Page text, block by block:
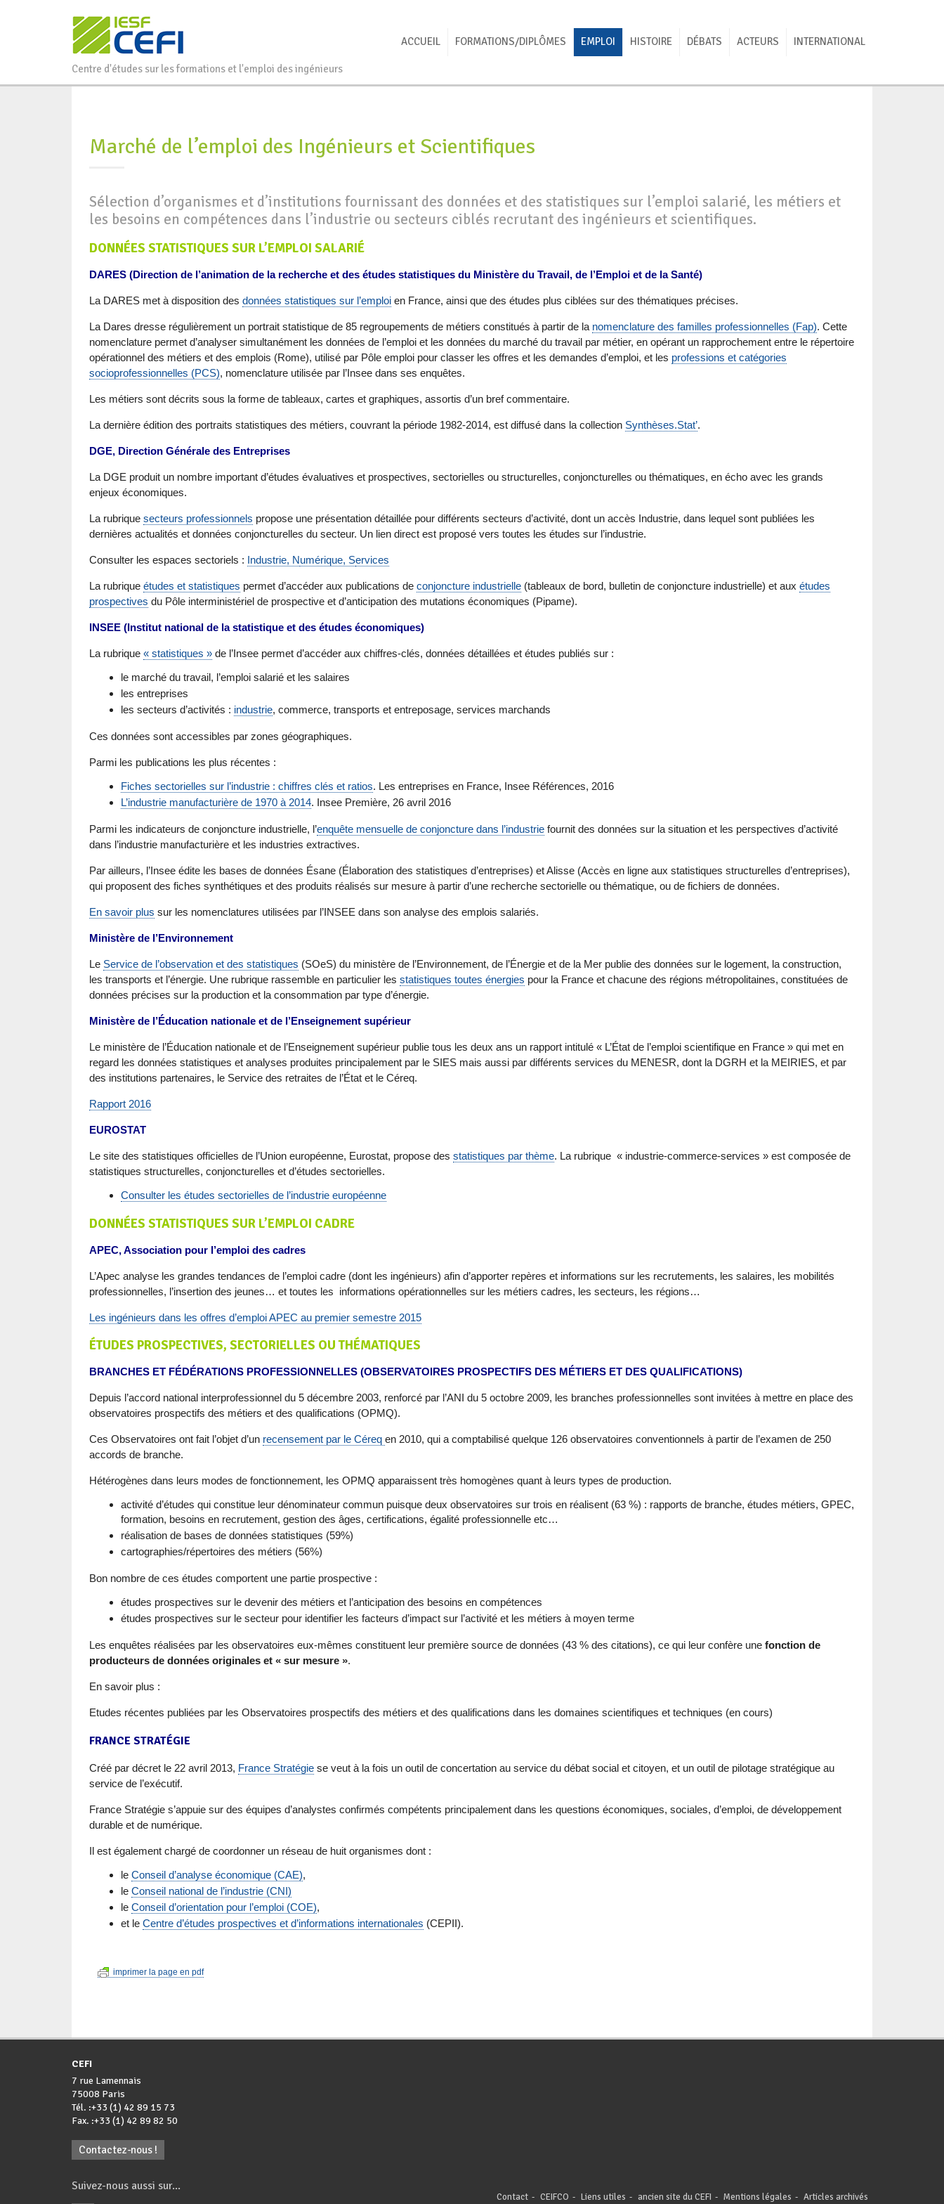
Centre d'études sur les formations et l'emploi des ingénieurs
ACCUEIL FORMATIONS/DIPLÔMES EMPLOI HISTOIRE DÉBATS ACTEURS INTERNATIONAL
Marché de l’emploi des Ingénieurs et Scientifiques
Sélection d’organismes et d’institutions fournissant des données et des statistiques sur l’emploi salarié, les métiers et
les besoins en compétences dans l’industrie ou secteurs ciblés recrutant des ingénieurs et scientifiques.
DONNÉES STATISTIQUES SUR L’EMPLOI SALARIÉ
DARES (Direction de l’animation de la recherche et des études statistiques du Ministère du Travail, de l’Emploi et de la Santé)
La DARES met à disposition des données statistiques sur l’emploi en France, ainsi que des études plus ciblées sur des thématiques précises.
La Dares dresse régulièrement un portrait statistique de 85 regroupements de métiers constitués à partir de la nomenclature des familles professionnelles (Fap). Cette
nomenclature permet d’analyser simultanément les données de l’emploi et les données du marché du travail par métier, en opérant un rapprochement entre le répertoire
opérationnel des métiers et des emplois (Rome), utilisé par Pôle emploi pour classer les offres et les demandes d’emploi, et les professions et catégories
socioprofessionnelles (PCS), nomenclature utilisée par l’Insee dans ses enquêtes.
Les métiers sont décrits sous la forme de tableaux, cartes et graphiques, assortis d’un bref commentaire.
La dernière édition des portraits statistiques des métiers, couvrant la période 1982-2014, est diffusé dans la collection Synthèses.Stat’.
DGE, Direction Générale des Entreprises
La DGE produit un nombre important d’études évaluatives et prospectives, sectorielles ou structurelles, conjoncturelles ou thématiques, en écho avec les grands
enjeux économiques.
La rubrique secteurs professionnels propose une présentation détaillée pour différents secteurs d’activité, dont un accès Industrie, dans lequel sont publiées les
dernières actualités et données conjoncturelles du secteur. Un lien direct est proposé vers toutes les études sur l’industrie.
Consulter les espaces sectoriels : Industrie, Numérique, Services
La rubrique études et statistiques permet d’accéder aux publications de conjoncture industrielle (tableaux de bord, bulletin de conjoncture industrielle) et aux études
prospectives du Pôle interministériel de prospective et d’anticipation des mutations économiques (Pipame).
INSEE (Institut national de la statistique et des études économiques)
La rubrique « statistiques » de l’Insee permet d’accéder aux chiffres-clés, données détaillées et études publiés sur :
le marché du travail, l’emploi salarié et les salaires
les entreprises
les secteurs d’activités : industrie, commerce, transports et entreposage, services marchands
Ces données sont accessibles par zones géographiques.
Parmi les publications les plus récentes :
Fiches sectorielles sur l’industrie : chiffres clés et ratios. Les entreprises en France, Insee Références, 2016
L’industrie manufacturière de 1970 à 2014. Insee Première, 26 avril 2016
Parmi les indicateurs de conjoncture industrielle, l’enquête mensuelle de conjoncture dans l’industrie fournit des données sur la situation et les perspectives d’activité
dans l’industrie manufacturière et les industries extractives.
Par ailleurs, l’Insee édite les bases de données Ésane (Élaboration des statistiques d’entreprises) et Alisse (Accès en ligne aux statistiques structurelles d’entreprises),
qui proposent des fiches synthétiques et des produits réalisés sur mesure à partir d’une recherche sectorielle ou thématique, ou de fichiers de données.
En savoir plus sur les nomenclatures utilisées par l’INSEE dans son analyse des emplois salariés.
Ministère de l’Environnement
Le Service de l’observation et des statistiques (SOeS) du ministère de l’Environnement, de l’Énergie et de la Mer publie des données sur le logement, la construction,
les transports et l’énergie. Une rubrique rassemble en particulier les statistiques toutes énergies pour la France et chacune des régions métropolitaines, constituées de
données précises sur la production et la consommation par type d’énergie.
Ministère de l’Éducation nationale et de l’Enseignement supérieur
Le ministère de l’Éducation nationale et de l’Enseignement supérieur publie tous les deux ans un rapport intitulé « L’État de l’emploi scientifique en France » qui met en
regard les données statistiques et analyses produites principalement par le SIES mais aussi par différents services du MENESR, dont la DGRH et la MEIRIES, et par
des institutions partenaires, le Service des retraites de l’État et le Céreq.
Rapport 2016
EUROSTAT
Le site des statistiques officielles de l’Union européenne, Eurostat, propose des statistiques par thème. La rubrique « industrie-commerce-services » est composée de
statistiques structurelles, conjoncturelles et d’études sectorielles.
Consulter les études sectorielles de l’industrie européenne
DONNÉES STATISTIQUES SUR L’EMPLOI CADRE
APEC, Association pour l’emploi des cadres
L’Apec analyse les grandes tendances de l’emploi cadre (dont les ingénieurs) afin d’apporter repères et informations sur les recrutements, les salaires, les mobilités
professionnelles, l’insertion des jeunes… et toutes les informations opérationnelles sur les métiers cadres, les secteurs, les régions…
Les ingénieurs dans les offres d’emploi APEC au premier semestre 2015
ÉTUDES PROSPECTIVES, SECTORIELLES OU THÉMATIQUES
BRANCHES ET FÉDÉRATIONS PROFESSIONNELLES (OBSERVATOIRES PROSPECTIFS DES MÉTIERS ET DES QUALIFICATIONS)
Depuis l’accord national interprofessionnel du 5 décembre 2003, renforcé par l’ANI du 5 octobre 2009, les branches professionnelles sont invitées à mettre en place des
observatoires prospectifs des métiers et des qualifications (OPMQ).
Ces Observatoires ont fait l’objet d’un recensement par le Céreq en 2010, qui a comptabilisé quelque 126 observatoires conventionnels à partir de l’examen de 250
accords de branche.
Hétérogènes dans leurs modes de fonctionnement, les OPMQ apparaissent très homogènes quant à leurs types de production.
activité d’études qui constitue leur dénominateur commun puisque deux observatoires sur trois en réalisent (63 %) : rapports de branche, études métiers, GPEC,
formation, besoins en recrutement, gestion des âges, certifications, égalité professionnelle etc…
réalisation de bases de données statistiques (59%)
cartographies/répertoires des métiers (56%)
Bon nombre de ces études comportent une partie prospective :
études prospectives sur le devenir des métiers et l’anticipation des besoins en compétences
études prospectives sur le secteur pour identifier les facteurs d’impact sur l’activité et les métiers à moyen terme
Les enquêtes réalisées par les observatoires eux-mêmes constituent leur première source de données (43 % des citations), ce qui leur confère une fonction de
producteurs de données originales et « sur mesure ».
En savoir plus :
Etudes récentes publiées par les Observatoires prospectifs des métiers et des qualifications dans les domaines scientifiques et techniques (en cours)
FRANCE STRATÉGIE
Créé par décret le 22 avril 2013, France Stratégie se veut à la fois un outil de concertation au service du débat social et citoyen, et un outil de pilotage stratégique au
service de l’exécutif.
France Stratégie s’appuie sur des équipes d’analystes confirmés compétents principalement dans les questions économiques, sociales, d’emploi, de développement
durable et de numérique.
Il est également chargé de coordonner un réseau de huit organismes dont :
le Conseil d’analyse économique (CAE),
le Conseil national de l’industrie (CNI)
le Conseil d’orientation pour l’emploi (COE),
et le Centre d’études prospectives et d’informations internationales (CEPII).
imprimer la page en pdf
CEFI
7 rue Lamennais
75008 Paris
Tél. :+33 (1) 42 89 15 73
Fax. :+33 (1) 42 89 82 50
Contactez-nous !
Suivez-nous aussi sur...
Contact CEIFCO Liens utiles ancien site du CEFI Mentions légales Articles archivés